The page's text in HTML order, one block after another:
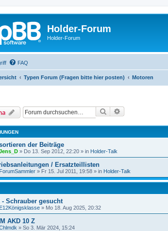
Holder-Forum
Holder-Forum
FAQ
Typen Forum (Fragen bitte hier posten) Motoren
Suche
der Beiträge
» Do 13. Sep 2012, 22:20 » in Holder-Talk
/ Ersatzteillisten
ForumSammler » Fr 15. Jul 2011, 19:58 » in Holder-Talk
- Schrauber gesucht
E12Königsklasse » Mo 18. Aug 2025, 20:32
AKD 10 Z
» So 3. Mär 2024, 15:24